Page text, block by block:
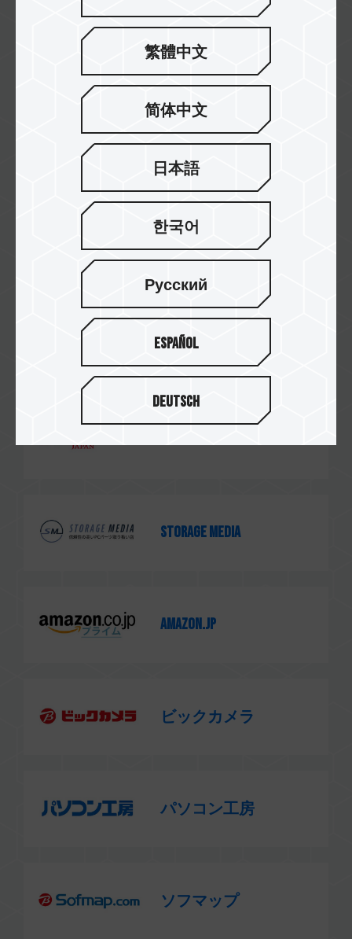
Foniks Computer
Fourcom
天猫 - 十铨科技旗舰店
京东 - 十铨科技旗舰店
Yahoo! Japan
Storage Media
Amazon.jp
ビックカメラ
パソコン工房
ソフマップ
繁體中文
简体中文
日本語
한국어
Русский
Español
Deutsch